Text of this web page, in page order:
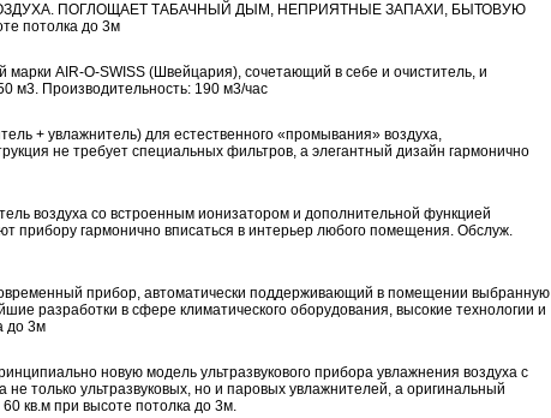
ПОГЛОЩАЕТ ТАБАЧНЫЙ ДЫМ, НЕПРИЯТНЫЕ ЗАПАХИ, БЫТОВУЮ
потолка до 3м
марки AIR-O-SWISS (Швейцария), сочетающий в себе и очиститель, и
м3. Производительность: 190 м3/час
+ увлажнитель) для естественного «промывания» воздуха,
не требует специальных фильтров, а элегантный дизайн гармонично
воздуха со встроенным ионизатором и дополнительной функцией
прибору гармонично вписаться в интерьер любого помещения. Обслуж.
прибор, автоматически поддерживающий в помещении выбранную
разработки в сфере климатического оборудования, высокие технологии и
до 3м
новую модель ультразвукового прибора увлажнения воздуха с
только ультразвуковых, но и паровых увлажнителей, а оригинальный
кв.м при высоте потолка до 3м.